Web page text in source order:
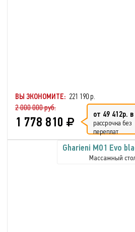
ВЫ ЭКОНОМИТЕ: 221 190 р.
2 000 000 руб.
1 778 810 от 49 412р.
рассрочка без
переплат
Gharieni MO1 Evo
Массажный